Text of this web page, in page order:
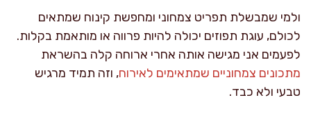
ולמי שמבשלת תפריט צמחוני ומחפשת קינוח שמתאים
לכולם, עוגת תפוזים יכולה להיות פרווה או מותאמת בקלות.
לפעמים אני מגישה אותה אחרי ארוחה קלה בהשראת
מתכונים צמחוניים שמתאימים לאירוח, וזה תמיד מרגיש
טבעי ולא כבד.